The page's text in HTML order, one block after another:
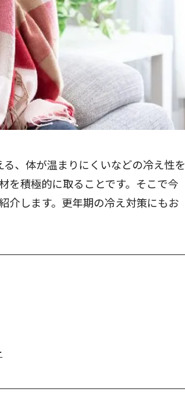
、体が温まりにくいなどの冷え性を
を積極的に取ることです。そこで今
介します。更年期の冷え対策にもお